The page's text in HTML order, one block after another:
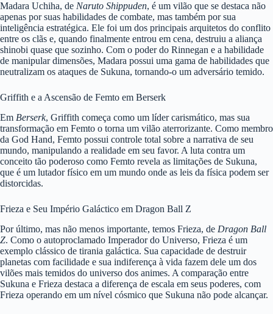
Madara Uchiha, de Naruto Shippuden, é um vilão que se destaca não
apenas por suas habilidades de combate, mas também por sua
inteligência estratégica. Ele foi um dos principais arquitetos do conflito
entre os clãs e, quando finalmente entrou em cena, destruiu a aliança
shinobi quase que sozinho. Com o poder do Rinnegan e a habilidade
de manipular dimensões, Madara possui uma gama de habilidades que
neutralizam os ataques de Sukuna, tornando-o um adversário temido.
Griffith e a Ascensão de Femto em Berserk
Em Berserk, Griffith começa como um líder carismático, mas sua
transformação em Femto o torna um vilão aterrorizante. Como membro
da God Hand, Femto possui controle total sobre a narrativa de seu
mundo, manipulando a realidade em seu favor. A luta contra um
conceito tão poderoso como Femto revela as limitações de Sukuna,
que é um lutador físico em um mundo onde as leis da física podem ser
distorcidas.
Frieza e Seu Império Galáctico em Dragon Ball Z
Por último, mas não menos importante, temos Frieza, de Dragon Ball
Z. Como o autoproclamado Imperador do Universo, Frieza é um
exemplo clássico de tirania galáctica. Sua capacidade de destruir
planetas com facilidade e sua indiferença à vida fazem dele um dos
vilões mais temidos do universo dos animes. A comparação entre
Sukuna e Frieza destaca a diferença de escala em seus poderes, com
Frieza operando em um nível cósmico que Sukuna não pode alcançar.